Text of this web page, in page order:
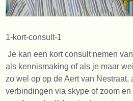
1-kort-consult-1
Je kan een kort consult nemen
als kennismaking of als je maar
zo wel op op de Aert van Nestraat,
verbindingen via skype of zoom